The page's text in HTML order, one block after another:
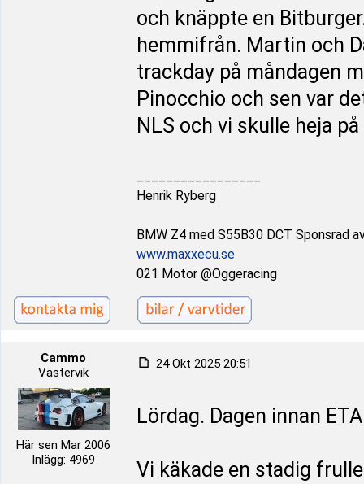
och knäppte en
hemmifrån. Martin och
trackday på måndagen
Pinocchio och sen var
NLS och vi skulle heja
Henrik Ryberg
BMW Z4 med S55B30 DCT Sponsrad
www.maxxecu.se
021 Motor @Oggeracing
Cammo
Västervik
Här sen Mar 2006
Inlägg: 4969
24 Okt 2025 20:51
Lördag. Dagen innan
Vi käkade en stadig